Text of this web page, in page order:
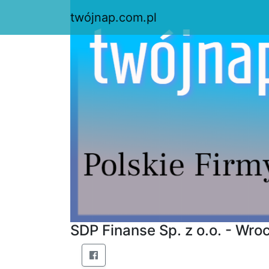
twójnap.com.pl
SDP Finanse Sp. z o.o. -